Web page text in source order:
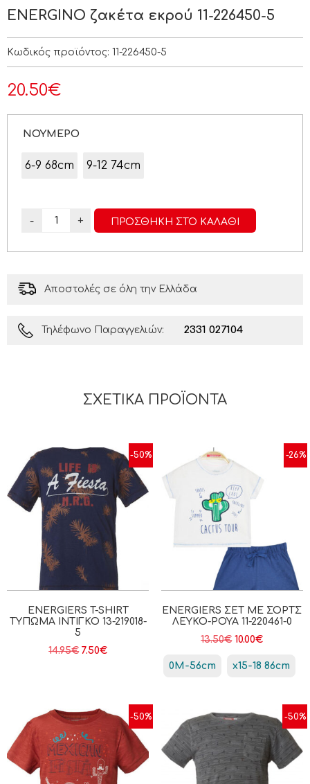
ENERGINO ζακέτα εκρού 11-226450-5
Κωδικός προϊόντος: 11-226450-5
20.50€
ΝΟΥΜΕΡΟ
6-9 68cm 9-12 74cm
- + ΠΡΟΣΘΉΚΗ ΣΤΟ ΚΑΛΆΘΙ
Αποστολές σε όλη την Ελλάδα
Τηλέφωνο Παραγγελιών: 2331 027104
ΣΧΕΤΙΚΆ ΠΡΟΪΌΝΤΑ
-50%
ENERGIERS T-SHIRT
ΤΎΠΩΜΑ ΙΝΤΙΓΚΟ 13-219018-
5
14.95€ 7.50€
-26%
ENERGIERS ΣΕΤ ΜΕ ΣΟΡΤΣ
ΛΕΥΚΌ-ΡΟΥΑ 11-220461-0
13.50€ 10.00€
0Μ-56cm x15-18 86cm
-50% -50%